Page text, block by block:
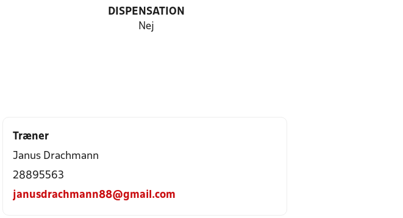
DISPENSATION
Nej
Træner
Janus Drachmann
28895563
janusdrachmann88@gmail.com